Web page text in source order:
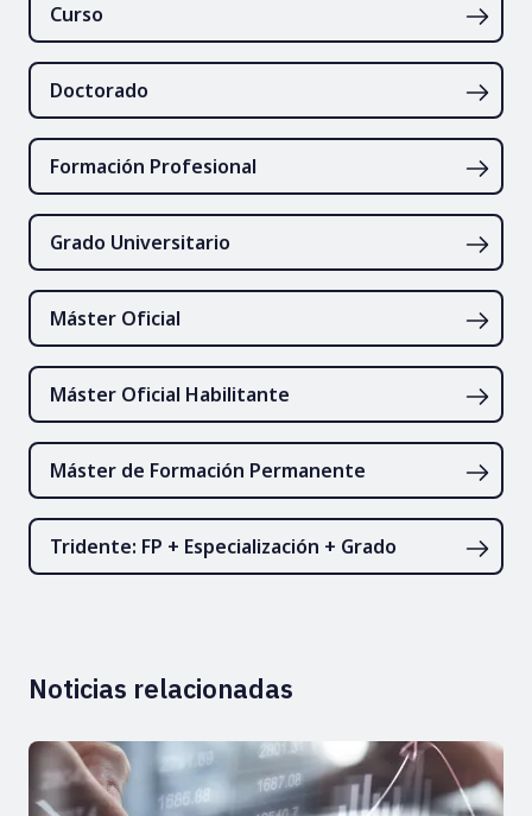
Curso
Doctorado
Formación Profesional
Grado Universitario
Máster Oficial
Máster Oficial Habilitante
Máster de Formación Permanente
Tridente: FP + Especialización + Grado
Noticias relacionadas